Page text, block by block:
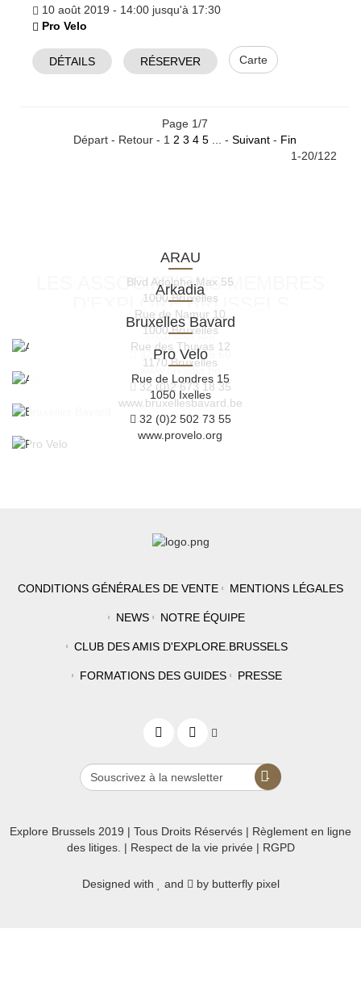
10 août 2019 - 14:00 jusqu'à 17:30
Pro Velo
DÉTAILS RÉSERVER Carte
Page 1/7
Départ - Retour - 1 2 3 4 5... - Suivant- Fin
1-20/122
LES ASSOCIATIONS MEMBRES
D’EXPLORE.BRUSSELS
ARAU
Blvd Adolphe Max 55
1000 Bruxelles
32 (0)2 219 33 45
www.arau.org
Arkadia
Rue de Namur 10
1000 Bruxelles
32 (0)2 319 45 60
www.arkadia.be
Bruxelles Bavard
Rue des Thuyas 12
1170 Bruxelles
32 (0)2 673 18 35
www.bruxellesbavard.be
Pro Velo
Rue de Londres 15
1050 Ixelles
32 (0)2 502 73 55
www.provelo.org
CONDITIONS GÉNÉRALES DE VENTE MENTIONS LÉGALES
NEWS NOTRE ÉQUIPE
CLUB DES AMIS D'EXPLORE.BRUSSELS
FORMATIONS DES GUIDES PRESSE
Explore Brussels 2019 | Tous Droits Réservés | Règlement en ligne
des litiges. | Respect de la vie privée | RGPD
Designed with and by butterfly pixel